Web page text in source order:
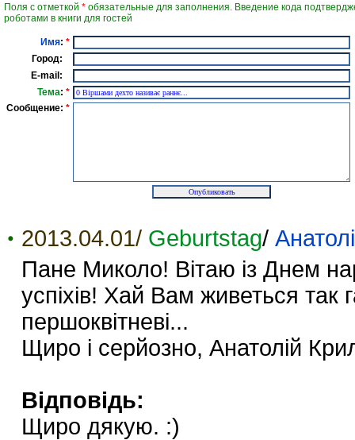
Поля с отметкой * обязательные для заполнения. Введение кода
роботами в книги для гостей
Имя: *
Город:
E-mail:
Тема: *
Сообщение: *
2013.04.01/ Geburtstag/
Пане Миколо! Вітаю із Днем
успіхів! Хай Вам живеться так
першоквітневі...
Щиро і серйозно, Анатолій
Відповідь:
Щиро дякую. :)